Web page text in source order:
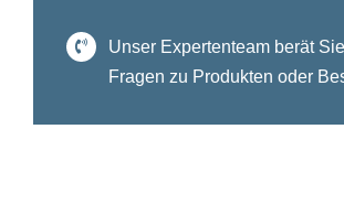
Unser Expertenteam berät
Fragen zu Produkten oder